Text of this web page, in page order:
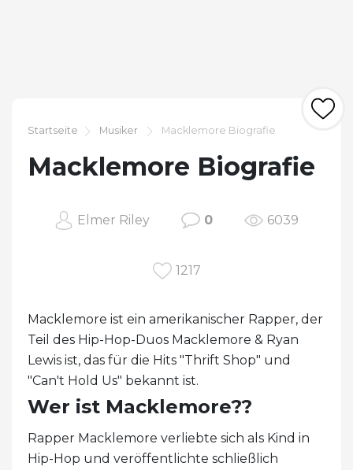
Startseite Musiker Macklemore Biografie
Macklemore Biografie
Elmer Riley 0 6039
1217
Macklemore ist ein amerikanischer Rapper, der
Teil des Hip-Hop-Duos Macklemore & Ryan
Lewis ist, das für die Hits "Thrift Shop" und
"Can't Hold Us" bekannt ist.
Wer ist Macklemore??
Rapper Macklemore verliebte sich als Kind in
Hip-Hop und veröffentlichte schließlich